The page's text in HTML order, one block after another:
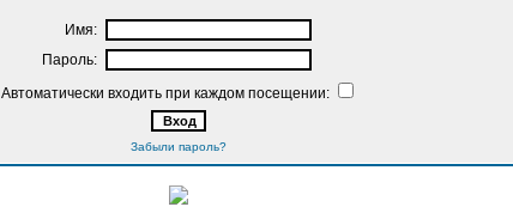
Имя:
Пароль:
Автоматически входить при каждом посещении:
Забыли пароль?